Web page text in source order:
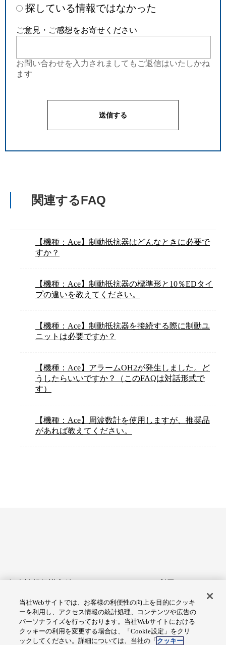
探している情報ではなかった
ご意見・ご感想をお寄せください
お問い合わせを入力されましてもご返信はいたしかね
ます
関連するFAQ
【機種：Ace】制動抵抗器はどんなときに必要で
すか？
【機種：Ace】制動抵抗器の標準形と10％EDタイ
プの違いを教えてください。
【機種：Ace】制動抵抗器を接続する際に制動ユ
ニットは必要ですか？
【機種：Ace】アラームOH2が発生しました。ど
うしたらいいですか？（このFAQは対話形式で
す）
【機種：Ace】周波数計を使用しますが、推奨品
があれば教えてください。
アクセシビリティへの対応
Cookie設定
総合サイトマップ
当社Webサイトでは、お客様の利便性の向上を目的にクッキ
ーを利用し、アクセス情報の統計処理、コンテンツや広告の
パーソナライズを行っております。当社Webサイトにおける
クッキーの利用を変更する場合は、「Cookie設定」をクリ
ックしてください。詳細については、当社の「 クッキー